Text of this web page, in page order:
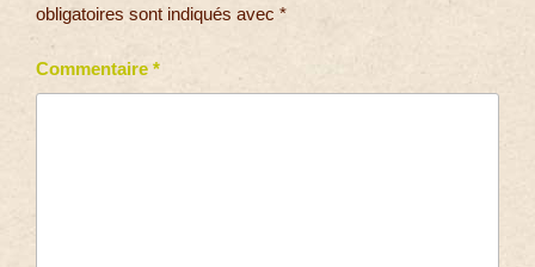
obligatoires sont indiqués avec *
Commentaire *